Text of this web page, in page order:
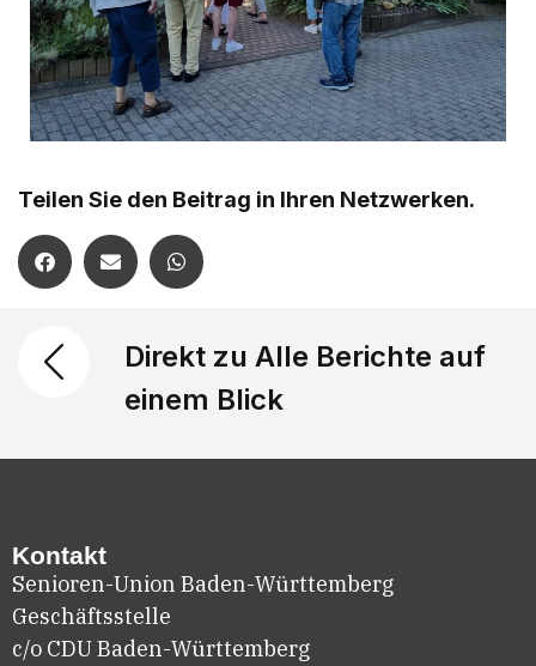
Teilen Sie den Beitrag in Ihren Netzwerken.
Direkt zu Alle Berichte auf
einem Blick
Kontakt
Senioren-Union Baden-Württemberg
Geschäftsstelle
c/o CDU Baden-Württemberg